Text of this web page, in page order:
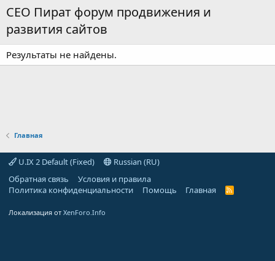
СЕО Пират форум продвижения и
развития сайтов
Результаты не найдены.
Главная
U.IX 2 Default (Fixed)
Russian (RU)
Обратная связь
Условия и правила
Политика конфиденциальности
Помощь Главная
R
Локализация от XenForo.Info